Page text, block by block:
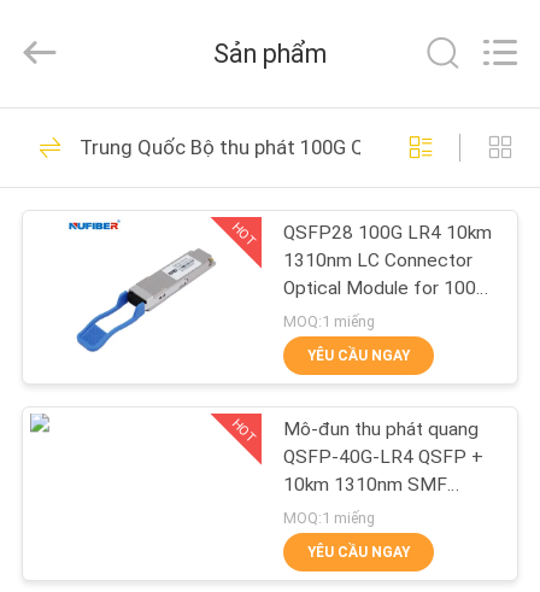
TRANG
CHỦ
PHẨM
VỀ
CHÚNG
Technology
Co.,Ltd.
Reserved.
Bộ thu phát 100G
QSFP28
53
Bộ thu phát 40G
34
Sản phẩm
Trung Quốc Bộ thu phát 100G QSFP28
HOT
QSFP28 100G LR4 10km
1310nm LC Connector
Optical Module for 100G
QSFP28 Transceiver
MOQ:1 miếng
YÊU CẦU NGAY
HOT
Mô-đun thu phát quang
QSFP-40G-LR4 QSFP +
10km 1310nm SMF
Duplex LC
MOQ:1 miếng
YÊU CẦU NGAY